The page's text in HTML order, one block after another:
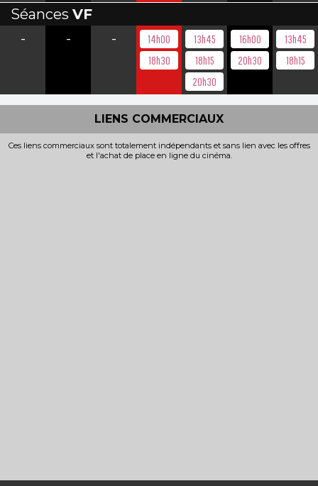
Séances VF
-
- -
14h00
18h30
13h45
18h15
20h30
16h00
20h30
13h45
18h15
LIENS COMMERCIAUX
Ces liens commerciaux sont totalement indépendants et sans lien avec les offres
et l'achat de place en ligne du cinéma.